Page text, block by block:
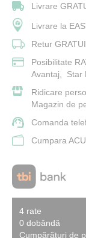
Livrare
Livrare la
Retur
Posibilitate
Avantaj, Star
Ridicare
Magazin de
Comanda
Cumpara
4 rate
0 dobândă
Cumpărături de